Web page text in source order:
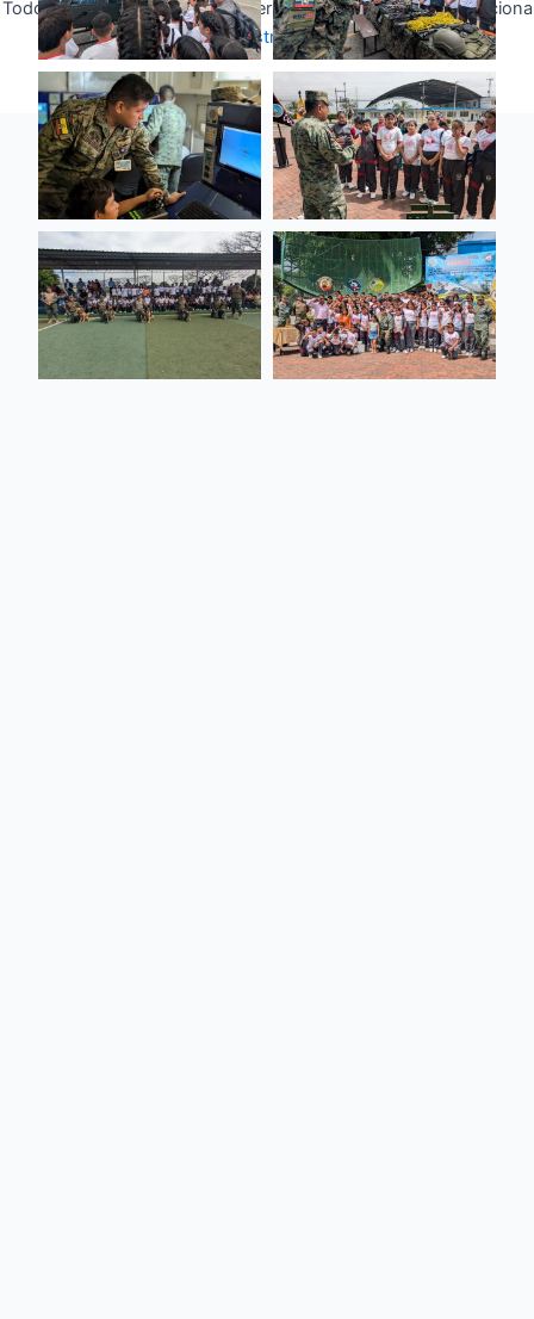
Todos los derechos © 2026 Fuerza Aérea Ecuatoriana | Funciona
gracias aTema Astra para WordPress